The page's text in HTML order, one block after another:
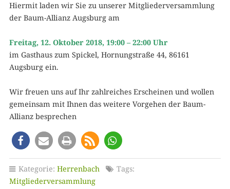
Hiermit laden wir Sie zu unserer Mitgliederversammlung
der Baum-Allianz Augsburg am
Freitag, 12. Oktober 2018, 19:00 – 22:00 Uhr
im Gasthaus zum Spickel, Hornungstraße 44, 86161
Augsburg ein.
Wir freuen uns auf Ihr zahlreiches Erscheinen und wollen
gemeinsam mit Ihnen das weitere Vorgehen der Baum-
Allianz besprechen
Kategorie: Herrenbach
Tags:
Mitgliederversammlung